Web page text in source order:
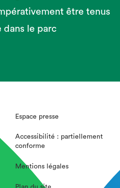
être tenus
dans le parc
Espace presse
Accessibilité : partiellement
conforme
Mentions légales